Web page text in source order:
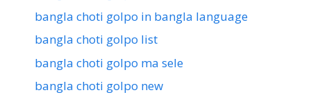
bangla choti golpo in bangla language
bangla choti golpo list
bangla choti golpo ma sele
bangla choti golpo new